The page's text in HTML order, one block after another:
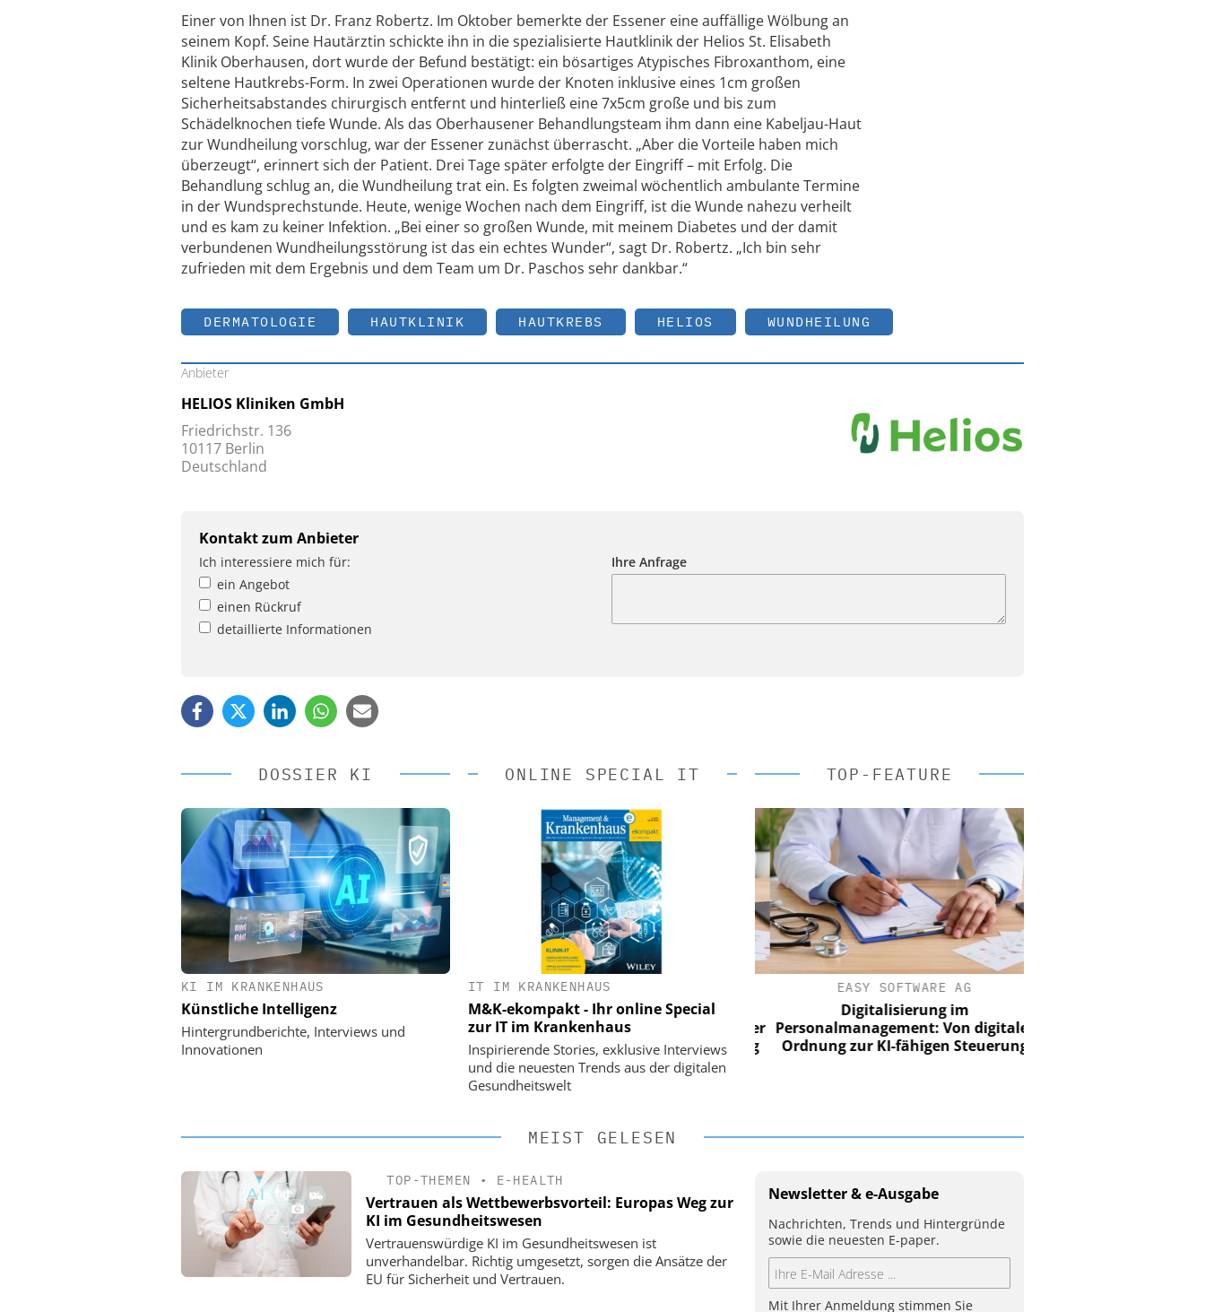
Einer von Ihnen ist Dr. Franz Robertz. Im Oktober bemerkte der Essener eine auffällige Wölbung an
seinem Kopf. Seine Hautärztin schickte ihn in die spezialisierte Hautklinik der Helios St. Elisabeth
Klinik Oberhausen, dort wurde der Befund bestätigt: ein bösartiges Atypisches Fibroxanthom, eine
seltene Hautkrebs-Form. In zwei Operationen wurde der Knoten inklusive eines 1cm großen
Sicherheitsabstandes chirurgisch entfernt und hinterließ eine 7x5cm große und bis zum
Schädelknochen tiefe Wunde. Als das Oberhausener Behandlungsteam ihm dann eine Kabeljau-Haut
zur Wundheilung vorschlug, war der Essener zunächst überrascht. „Aber die Vorteile haben mich
überzeugt“, erinnert sich der Patient. Drei Tage später erfolgte der Eingriff – mit Erfolg. Die
Behandlung schlug an, die Wundheilung trat ein. Es folgten zweimal wöchentlich ambulante Termine
in der Wundsprechstunde. Heute, wenige Wochen nach dem Eingriff, ist die Wunde nahezu verheilt
und es kam zu keiner Infektion. „Bei einer so großen Wunde, mit meinem Diabetes und der damit
verbundenen Wundheilungsstörung ist das ein echtes Wunder“, sagt Dr. Robertz. „Ich bin sehr
zufrieden mit dem Ergebnis und dem Team um Dr. Paschos sehr dankbar.“
DERMATOLOGIE HAUTKLINIK HAUTKREBS HELIOS WUNDHEILUNG
Anbieter
HELIOS Kliniken GmbH
Friedrichstr. 136
10117 Berlin
Deutschland
Kontakt zum Anbieter
Ich interessiere mich für:
ein Angebot
einen Rückruf
detaillierte Informationen
Ihre Anfrage
DOSSIER KI
KI IM KRANKENHAUS
Künstliche Intelligenz
Hintergrundberichte, Interviews und
Innovationen
ONLINE SPECIAL IT
IT IM KRANKENHAUS
M&K-ekompakt - Ihr online Special
zur IT im Krankenhaus
Inspirierende Stories, exklusive Interviews
und die neuesten Trends aus der digitalen
Gesundheitswelt
TOP-FEATURE
EASY SOFTWARE AG
Digitalisierung im
Personalmanagement: Von digitaler
Ordnung zur KI-fähigen Steuerung
EASY SOFTWARE AG
Digitalisierung im
Personalmanagement: Von digitaler
Ordnung zur KI-fähigen Steuerung
EASY SOFTWARE AG
Digitalisierung im
Personalmanagement: Von digitaler
Ordnung zur KI-fähigen Steuerung
MEIST GELESEN
TOP-THEMEN • E-HEALTH
Vertrauen als Wettbewerbsvorteil: Europas Weg zur
KI im Gesundheitswesen
Vertrauenswürdige KI im Gesundheitswesen ist
unverhandelbar. Richtig umgesetzt, sorgen die Ansätze der
EU für Sicherheit und Vertrauen.
Newsletter & e-Ausgabe
Nachrichten, Trends und Hintergründe
sowie die neuesten E-paper.
Mit Ihrer Anmeldung stimmen Sie